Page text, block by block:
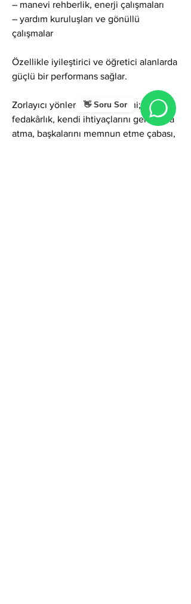
👋 Soru Sor
– manevi rehberlik, enerji çalışmaları
– yardım kuruluşları ve gönüllü
çalışmalar
Özellikle iyileştirici ve öğretici alanlarda
güçlü bir performans sağlar.
Zorlayıcı yönlerde Vehibe ismi; aşırı
fedakârlık, kendi ihtiyaçlarını geri plana
atma, başkalarını memnun etme çabası,